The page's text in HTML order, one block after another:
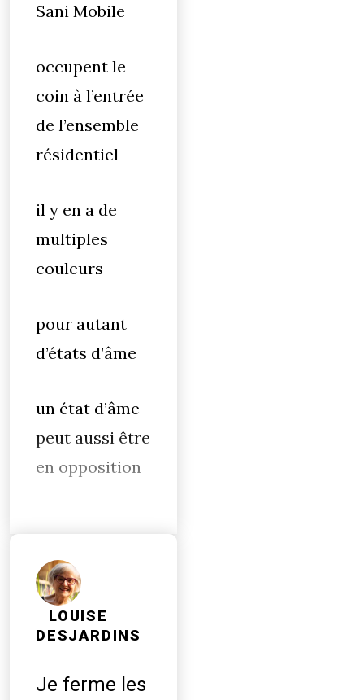
Sani Mobile
occupent le
coin à l’entrée
de l’ensemble
résidentiel
il y en a de
multiples
couleurs
pour autant
d’états d’âme
un état d’âme
peut aussi être
en opposition
LOUISE
DESJARDINS
Je ferme les